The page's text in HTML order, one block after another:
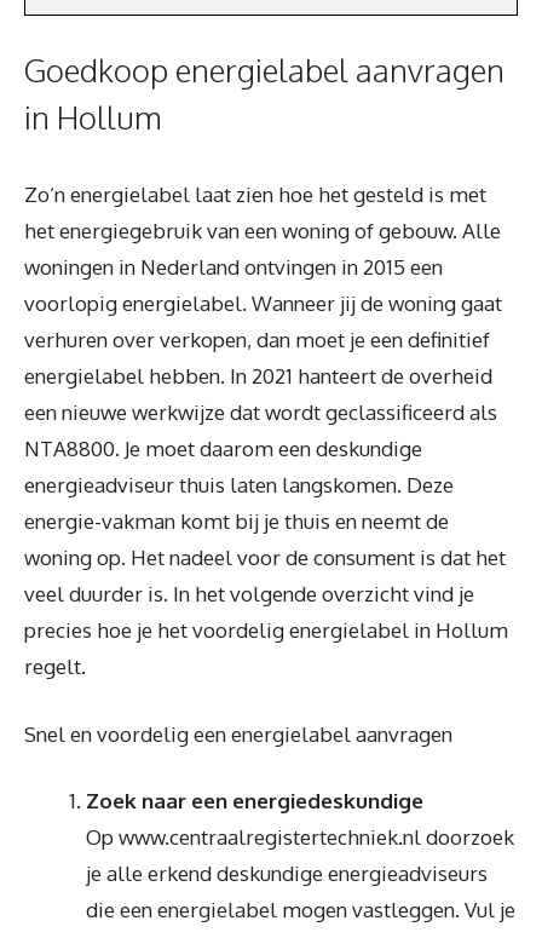
Goedkoop energielabel aanvragen
in Hollum
Zo’n energielabel laat zien hoe het gesteld is met
het energiegebruik van een woning of gebouw. Alle
woningen in Nederland ontvingen in 2015 een
voorlopig energielabel. Wanneer jij de woning gaat
verhuren over verkopen, dan moet je een definitief
energielabel hebben. In 2021 hanteert de overheid
een nieuwe werkwijze dat wordt geclassificeerd als
NTA8800. Je moet daarom een deskundige
energieadviseur thuis laten langskomen. Deze
energie-vakman komt bij je thuis en neemt de
woning op. Het nadeel voor de consument is dat het
veel duurder is. In het volgende overzicht vind je
precies hoe je het voordelig energielabel in Hollum
regelt.
Snel en voordelig een energielabel aanvragen
Zoek naar een energiedeskundige
Op www.centraalregistertechniek.nl doorzoek
je alle erkend deskundige energieadviseurs
die een energielabel mogen vastleggen. Vul je